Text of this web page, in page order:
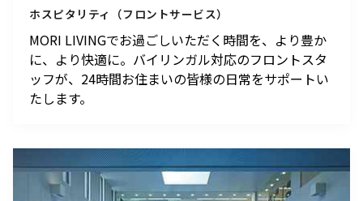
ホスピタリティ（フロントサービス）
MORI LIVINGでお過ごしいただく時間を、より豊か
に、より快適に。バイリンガル対応のフロントスタ
ッフが、24時間お住まいの皆様の日常をサポートい
たします。